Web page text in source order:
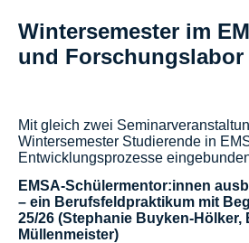
Wintersemester im
und Forschungslabor
Mit gleich zwei
Wintersemester Studierende in
Entwicklungsprozesse
EMSA-Schülermentor:innen
– ein Berufsfeldpraktikum mit
25/26 (Stephanie Buyken-Hölker,
Müllenmeister)